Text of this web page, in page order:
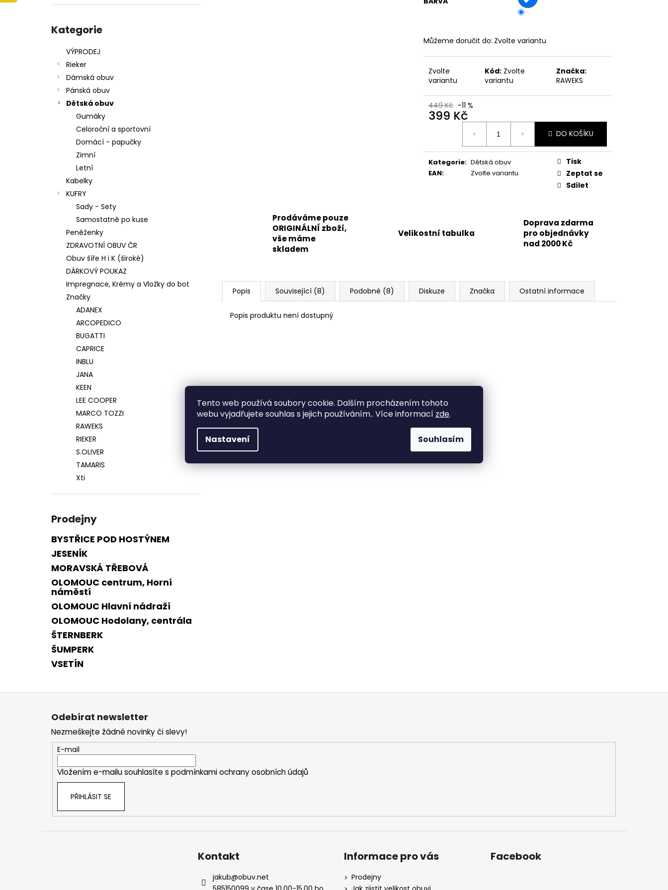
Tento web používá soubory cookie. Dalším procházením tohoto
webu vyjadřujete souhlas s jejich používáním.. Více informací zde.
Nastavení Souhlasím
kategorie
Kategorie
VÝPRODEJ
Rieker
Dámská obuv
Pánská obuv
Dětská obuv
Gumáky
Celoroční a sportovní
Domácí - papučky
Zimní
Letní
Kabelky
KUFRY
Sady - Sety
Samostatně po kuse
Peněženky
ZDRAVOTNÍ OBUV ČR
Obuv šíře H i K (široké)
DÁRKOVÝ POUKAZ
Impregnace, Krémy a Vložky do bot
Značky
ADANEX
ARCOPEDICO
BUGATTI
CAPRICE
INBLU
JANA
KEEN
LEE COOPER
MARCO TOZZI
RAWEKS
RIEKER
S.OLIVER
TAMARIS
Xti
Prodejny
BYSTŘICE POD HOSTÝNEM
JESENÍK
MORAVSKÁ TŘEBOVÁ
OLOMOUC centrum, Horní
náměstí
OLOMOUC Hlavní nádraží
OLOMOUC Hodolany, centrála
ŠTERNBERK
ŠUMPERK
VSETÍN
Můžeme doručit do: Zvolte variantu
Zvolte
variantu
Kód: Zvolte
variantu
Značka:
RAWEKS
449 Kč –11 %
399 Kč
DO KOŠÍKU
Kategorie: Dětská obuv
EAN: Zvolte variantu
Tisk
Zeptat se
Sdílet
Prodáváme pouze
ORIGINÁLNÍ zboží,
vše máme
skladem
Velikostní tabulka
Doprava zdarma
pro objednávky
nad 2000 Kč
Popis Související (8) Podobné (8) Diskuze Značka Ostatní informace
Popis produktu není dostupný
699 Kč
Z
Odebírat newsletter
Nezmeškejte žádné novinky či slevy!
E-mail
Vložením e-mailu souhlasíte s podmínkami ochrany osobních údajů
PŘIHLÁSIT SE
Kontakt
jakub@obuv.net
Informace pro vás
Prodejny
Facebook